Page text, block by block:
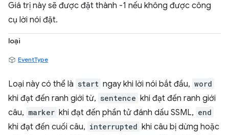
Giá trị này sẽ được đặt thành -1 nếu không được công
cụ lời nói đặt.
loại
EventType
Loại này có thể là start ngay khi lời nói bắt đầu, word
khi đạt đến ranh giới từ, sentence khi đạt đến ranh giới
câu, marker khi đạt đến phần tử đánh dấu SSML, end
khi đạt đến cuối câu, interrupted khi câu bị dừng hoặc